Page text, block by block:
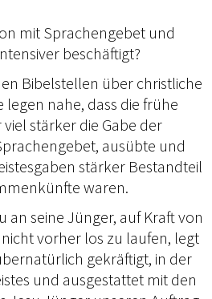
mit Sprachengebet und
beschäftigt?
Bibelstellen über christliche
nahe, dass die frühe
stärker die Gabe der
ausübte und
stärker Bestandteil
waren.
an seine Jünger, auf Kraft von
vorher los zu laufen, legt
gekräftigt, in der
und ausgestattet mit den